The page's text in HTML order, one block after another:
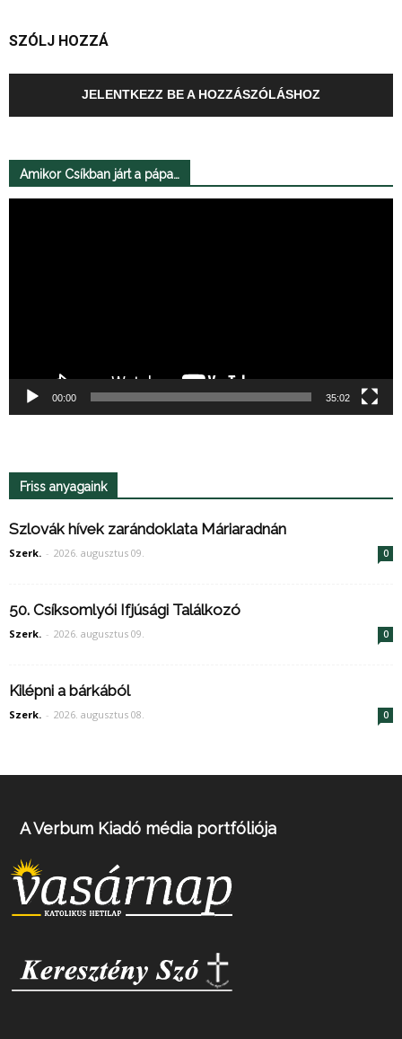
SZÓLJ HOZZÁ
JELENTKEZZ BE A HOZZÁSZÓLÁSHOZ
Amikor Csíkban járt a pápa…
00:00 35:02
Friss anyagaink
Szlovák hívek zarándoklata Máriaradnán
Szerk. - 2026. augusztus 09. 0
50. Csíksomlyói Ifjúsági Találkozó
Szerk. - 2026. augusztus 09. 0
Kilépni a bárkából
Szerk. - 2026. augusztus 08. 0
A Verbum Kiadó média portfóliója